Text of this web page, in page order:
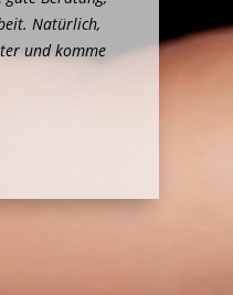
Natürlich,
und komme